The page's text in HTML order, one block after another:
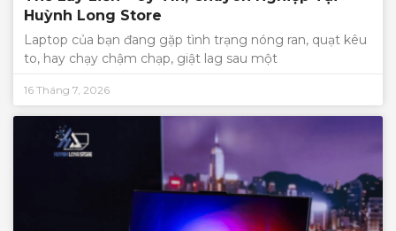
Huỳnh Long Store
Laptop của bạn đang gặp tình trạng nóng ran, quạt kêu
to, hay chạy chậm chạp, giật lag sau một
16 Tháng 7, 2026